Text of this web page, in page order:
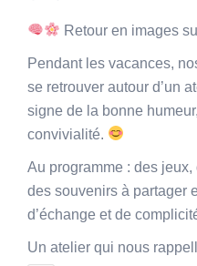
Retour en images
Pendant les vacances,
se retrouver autour d’un
signe de la bonne
convivialité.
Au programme : des
des souvenirs à partager
d’échange et de
Un atelier qui nous